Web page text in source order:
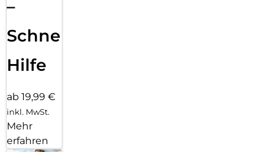
–
Schnelle
Hilfe
ab 19,99 €
inkl. MwSt.
Mehr
erfahren